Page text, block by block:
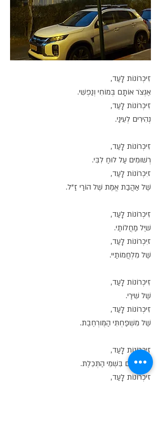
זִיכְרוֹנוֹת לָעַד,
אֶנְצֹר אוֹתָם בְּמוֹחִי וְנַפְשִׁי.
זִיכְרוֹנוֹת לָעַד,
נְהִירִים לְעֵינַי.
זִיכְרוֹנוֹת לָעַד,
רְשׁוּמִים עַל לוּחַ לִבִּי.
זיִכְרוֹנוֹת לָעַד,
שֶׁל אַהֲבַת אֱמֶת שֶׁל הוֹרַי זַ"ל.
זִיכְרוֹנוֹת לָעַד,
שׁיֶל מַחֲלוֹתַי.
זיִכְרוֹנוֹת לָעַד,
שֶׁל מִלְחֲמוֹתַיי.
זִיכְרוֹנוֹת לָעַד,
שֶׁל שִׁירַי.
זִיכְרוֹנוֹת לָעַד,
שֶׁל מִשְׁפַּחְתִּי הַמֻּורְחֶבֶת.
זיכְרוֹנוֹת לָעַד,
מֵאֱלוֹקִים בִּשְׁמֵי הַתְּכֵלֶת.
זיכְרוֹנוֹת לָעַד,